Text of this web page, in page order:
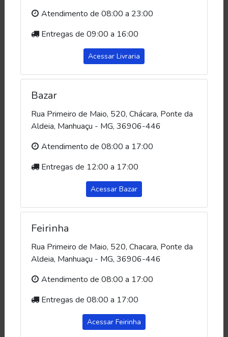
Presépio italiano
em gesso Marfim
25cm - 13 peças
R$ 880,00
Porta-Chaves de
em MDF - Resinado
R$ 30,00
Porta-Chaves da
Sagrada Família de
Nazaré em MDF -
Porta Vela Vidro
Detalhe Prata - 18
Atendimento de 08:00 a 23:00
Entregas de 09:00 a 16:00
Acessar Livraria
Bazar
Rua Primeiro de Maio, 520, Chácara, Ponte da
Aldeia, Manhuaçu - MG, 36906-446
Atendimento de 08:00 a 17:00
Entregas de 12:00 a 17:00
Acessar Bazar
Feirinha
Rua Primeiro de Maio, 520, Chacara, Ponte da
Aldeia, Manhuaçu - MG, 36906-446
Atendimento de 08:00 a 17:00
Entregas de 08:00 a 17:00
Acessar Feirinha